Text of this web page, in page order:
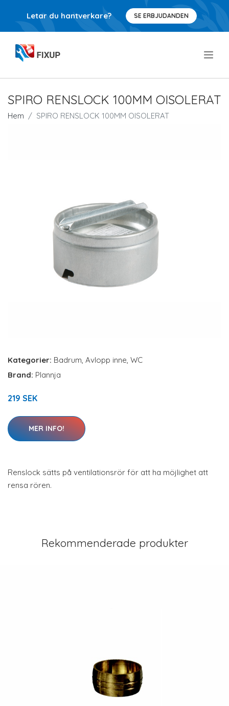
Letar du hantverkare? SE ERBJUDANDEN
SPIRO RENSLOCK 100MM OISOLERAT
Hem SPIRO RENSLOCK 100MM OISOLERAT
Kategorier: Badrum, Avlopp inne, WC
Brand: Plannja
219 SEK
MER INFO!
Renslock sätts på ventilationsrör för att ha möjlighet att
rensa rören.
Rekommenderade produkter